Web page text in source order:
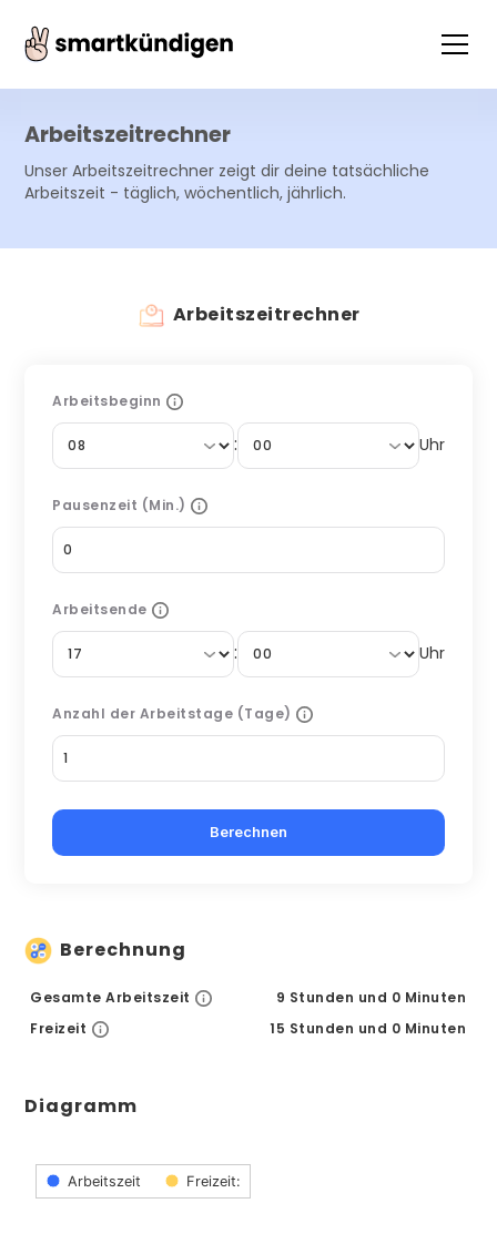
Arbeitszeitrechner
Unser Arbeitszeitrechner zeigt dir deine tatsächliche
Arbeitszeit - täglich, wöchentlich, jährlich.
Arbeitszeitrechner
Arbeitsbeginn
: Uhr
Pausenzeit (Min.)
Arbeitsende
: Uhr
Anzahl der Arbeitstage (Tage)
Berechnen
Berechnung
Gesamte Arbeitszeit
9 Stunden und 0 Minuten
Freizeit
15 Stunden und 0 Minuten
Diagramm
Chart
Pie chart with 2 slices.
Arbeitszeit Freizeit: